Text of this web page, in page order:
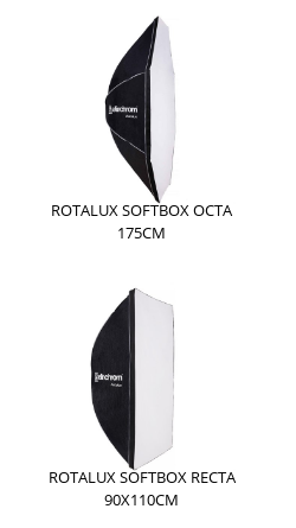
ROTALUX SOFTBOX OCTA
175CM
ROTALUX SOFTBOX RECTA
90X110CM